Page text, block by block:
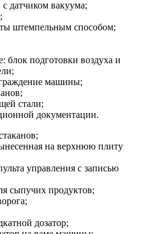
датчиком вакуума;
штемпельным способом;
блок подготовки воздуха и
машины;
стали;
документации.
на верхнюю плиту
управления с записью
сыпучих продуктов;
дозатор;